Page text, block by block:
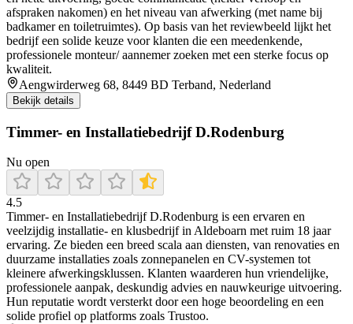
afspraken nakomen) en het niveau van afwerking (met name bij
badkamer en toiletruimtes). Op basis van het reviewbeeld lijkt het
bedrijf een solide keuze voor klanten die een meedenkende,
professionele monteur/ aannemer zoeken met een sterke focus op
kwaliteit.
Aengwirderweg 68, 8449 BD Terband, Nederland
Bekijk details
Timmer- en Installatiebedrijf D.Rodenburg
Nu open
4.5
Timmer- en Installatiebedrijf D.Rodenburg is een ervaren en
veelzijdig installatie- en klusbedrijf in Aldeboarn met ruim 18 jaar
ervaring. Ze bieden een breed scala aan diensten, van renovaties en
duurzame installaties zoals zonnepanelen en CV-systemen tot
kleinere afwerkingsklussen. Klanten waarderen hun vriendelijke,
professionele aanpak, deskundig advies en nauwkeurige uitvoering.
Hun reputatie wordt versterkt door een hoge beoordeling en een
solide profiel op platforms zoals Trustoo.